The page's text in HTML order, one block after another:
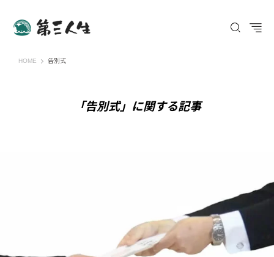
HOME 第三人生 〜寄り道の歩き方〜
告別式
「告別式」に関する記事